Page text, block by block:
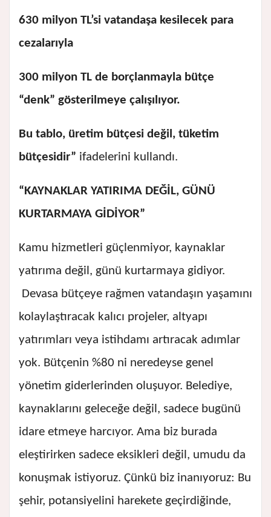
630 milyon TL’si vatandaşa kesilecek para
cezalarıyla
300 milyon TL de borçlanmayla bütçe
“denk” gösterilmeye çalışılıyor.
Bu tablo, üretim bütçesi değil, tüketim
bütçesidir” ifadelerini kullandı.
“KAYNAKLAR YATIRIMA DEĞİL, GÜNÜ
KURTARMAYA GİDİYOR”
Kamu hizmetleri güçlenmiyor, kaynaklar
yatırıma değil, günü kurtarmaya gidiyor.
Devasa bütçeye rağmen vatandaşın yaşamını
kolaylaştıracak kalıcı projeler, altyapı
yatırımları veya istihdamı artıracak adımlar
yok. Bütçenin %80 ni neredeyse genel
yönetim giderlerinden oluşuyor. Belediye,
kaynaklarını geleceğe değil, sadece bugünü
idare etmeye harcıyor. Ama biz burada
eleştirirken sadece eksikleri değil, umudu da
konuşmak istiyoruz. Çünkü biz inanıyoruz: Bu
şehir, potansiyelini harekete geçirdiğinde,